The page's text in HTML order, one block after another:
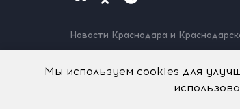
Новости Краснодара и
Нашли ошибку? Выделите и нажмите
Мы используем cookies для